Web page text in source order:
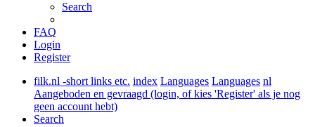
Search
FAQ
Login
Register
filk.nl -short links etc. index Languages Languages nl
Aangeboden en gevraagd (login, of kies 'Register' als je nog
geen account hebt)
Search